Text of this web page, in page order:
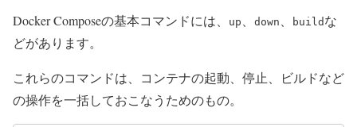
Docker Composeの基本コマンドには、 up 、 down 、 build な
どがあります。
これらのコマンドは、コンテナの起動、停止、ビルドなど
の操作を一括しておこなうためのもの。